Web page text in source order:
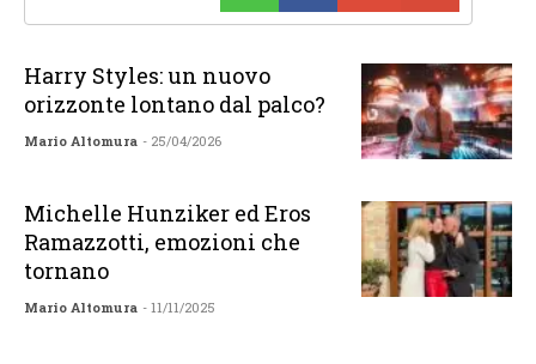
Harry Styles: un nuovo
orizzonte lontano dal palco?
Mario Altomura - 25/04/2026
Michelle Hunziker ed Eros
Ramazzotti, emozioni che
tornano
Mario Altomura - 11/11/2025